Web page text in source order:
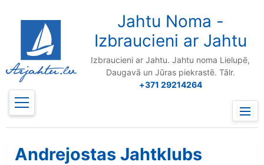
Jahtu Noma -
Izbraucieni ar Jahtu
Izbraucieni ar Jahtu. Jahtu noma Lielupē,
Daugavā un Jūras piekrastē. Tālr.
+371 29214264
Menu
Andrejostas Jahtklubs